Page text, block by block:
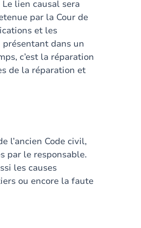
lien causal sera
par la Cour de
et les
présentant dans un
c’est la réparation
de la réparation et
l’ancien Code civil,
par le responsable.
les causes
ou encore la faute